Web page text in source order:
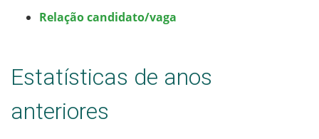
Relação candidato/vaga
Estatísticas de anos
anteriores